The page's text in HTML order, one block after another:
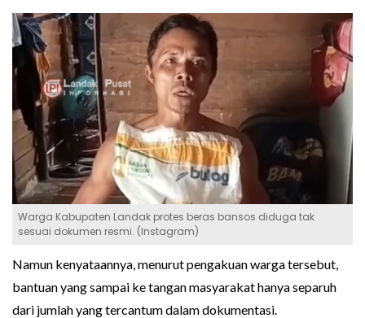
Warga Kabupaten Landak protes beras bansos diduga tak
sesuai dokumen resmi. (Instagram)
Namun kenyataannya, menurut pengakuan warga tersebut,
bantuan yang sampai ke tangan masyarakat hanya separuh
dari jumlah yang tercantum dalam dokumentasi.